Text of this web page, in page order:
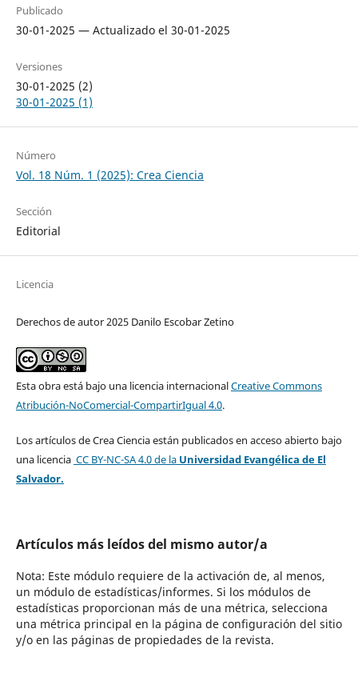
Publicado
30-01-2025 — Actualizado el 30-01-2025
Versiones
30-01-2025 (2)
30-01-2025 (1)
Número
Vol. 18 Núm. 1 (2025): Crea Ciencia
Sección
Editorial
Licencia
Derechos de autor 2025 Danilo Escobar Zetino
Esta obra está bajo una licencia internacionalCreative Commons
Atribución-NoComercial-CompartirIgual 4.0.
Los artículos de Crea Ciencia están publicados en acceso abierto bajo
una licencia CC BY-NC-SA 4.0de la Universidad Evangélica de El
Salvador.
Artículos más leídos del mismo autor/a
Nota: Este módulo requiere de la activación de, al menos,
un módulo de estadísticas/informes. Si los módulos de
estadísticas proporcionan más de una métrica, selecciona
una métrica principal en la página de configuración del sitio
y/o en las páginas de propiedades de la revista.